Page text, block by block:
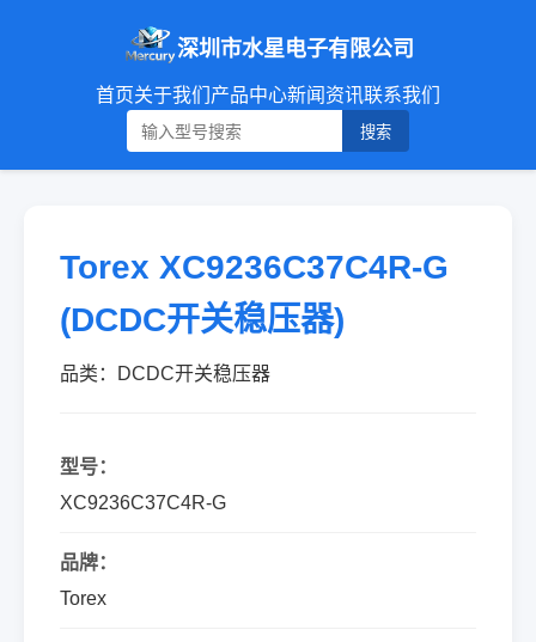
深圳市水星电子有限公司
首页关于我们 产品中心新闻资讯联系我们
搜索
Torex XC9236C37C4R-G
(DCDC开关稳压器)
品类：DCDC开关稳压器
型号：
XC9236C37C4R-G
品牌：
Torex